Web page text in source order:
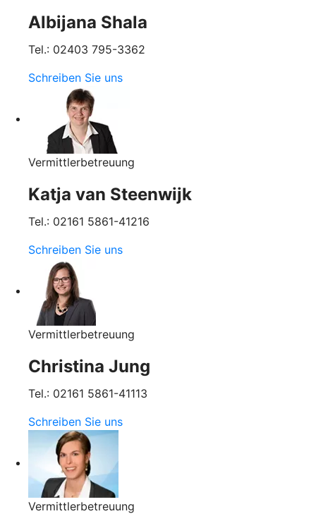
Albijana Shala
Tel.: 02403 795-3362
Schreiben Sie uns
Vermittlerbetreuung
Katja van Steenwijk
Tel.: 02161 5861-41216
Schreiben Sie uns
Vermittlerbetreuung
Christina Jung
Tel.: 02161 5861-41113
Schreiben Sie uns
Vermittlerbetreuung